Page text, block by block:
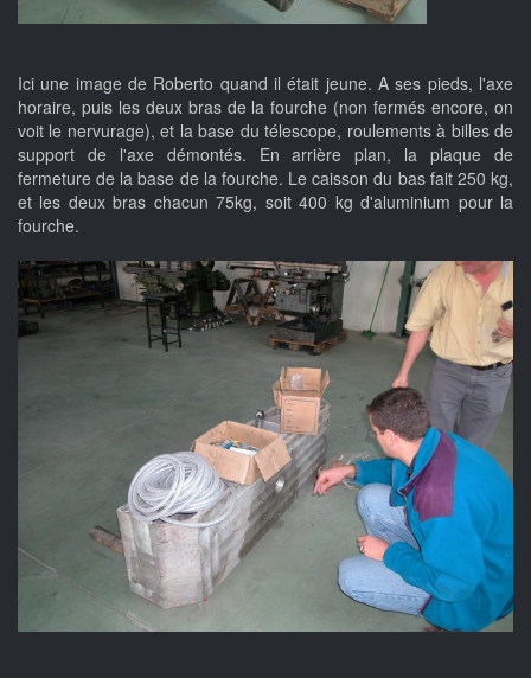
Ici une image de Roberto quand il était jeune. A ses pieds, l'axe
horaire, puis les deux bras de la fourche (non fermés encore, on
voit le nervurage), et la base du télescope, roulements à billes de
support de l'axe démontés. En arrière plan, la plaque de
fermeture de la base de la fourche. Le caisson du bas fait 250 kg,
et les deux bras chacun 75kg, soit 400 kg d'aluminium pour la
fourche.